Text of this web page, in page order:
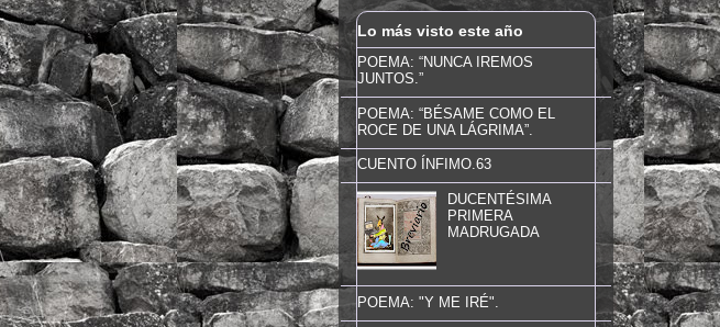
Lo más visto este año
POEMA: “NUNCA IREMOS
JUNTOS.”
POEMA: “BÉSAME COMO EL
ROCE DE UNA LÁGRIMA”.
CUENTO ÍNFIMO.63
DUCENTÉSIMA
PRIMERA
MADRUGADA
POEMA: "Y ME IRÉ".